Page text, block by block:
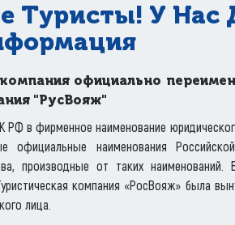
Туристы! У Нас
официально
"РусВояж"
РФ в фирменное наименование
официальные наименования
производные от таких наименований.
компания «РосВояж» была
лица.